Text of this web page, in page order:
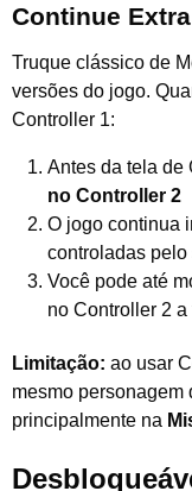
Continue
Truque clássico de
versões do jogo.
Controller 1:
Antes da tela de
no Controller 2
O jogo continua
controladas
Você pode até
no Controller 2
Limitação: ao usar
mesmo personagem
principalmente na